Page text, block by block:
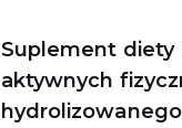
Suplement diety
aktywnych